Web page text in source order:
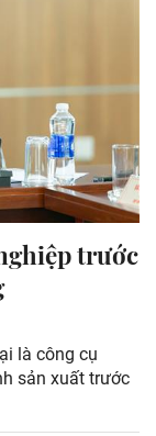
trước
là công cụ
sản xuất trước